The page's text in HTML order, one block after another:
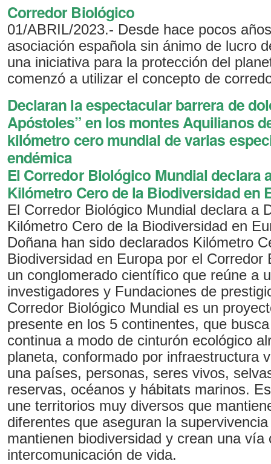
Corredor Biológico
01/ABRIL/2023.- Desde hace pocos
asociación española sin ánimo de lucro
una iniciativa para la protección del
comenzó a utilizar el concepto de
Declaran la espectacular barrera de
Apóstoles” en los montes Aquilianos
kilómetro cero mundial de varias
endémica
El Corredor Biológico Mundial declara
Kilómetro Cero de la Biodiversidad en
El Corredor Biológico Mundial declara a
Kilómetro Cero de la Biodiversidad en
Doñana han sido declarados Kilómetro
Biodiversidad en Europa por el Corredor
un conglomerado científico que reúne a
investigadores y Fundaciones de
Corredor Biológico Mundial es un
presente en los 5 continentes, que
continua a modo de cinturón ecológico
planeta, conformado por infraestructura
una países, personas, seres vivos,
reservas, océanos y hábitats marinos.
une territorios muy diversos que
diferentes que aseguran la
mantienen biodiversidad y crean una vía
intercomunicación de vida.